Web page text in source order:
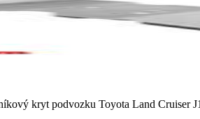
kryt podvozku Toyota Land Cruiser